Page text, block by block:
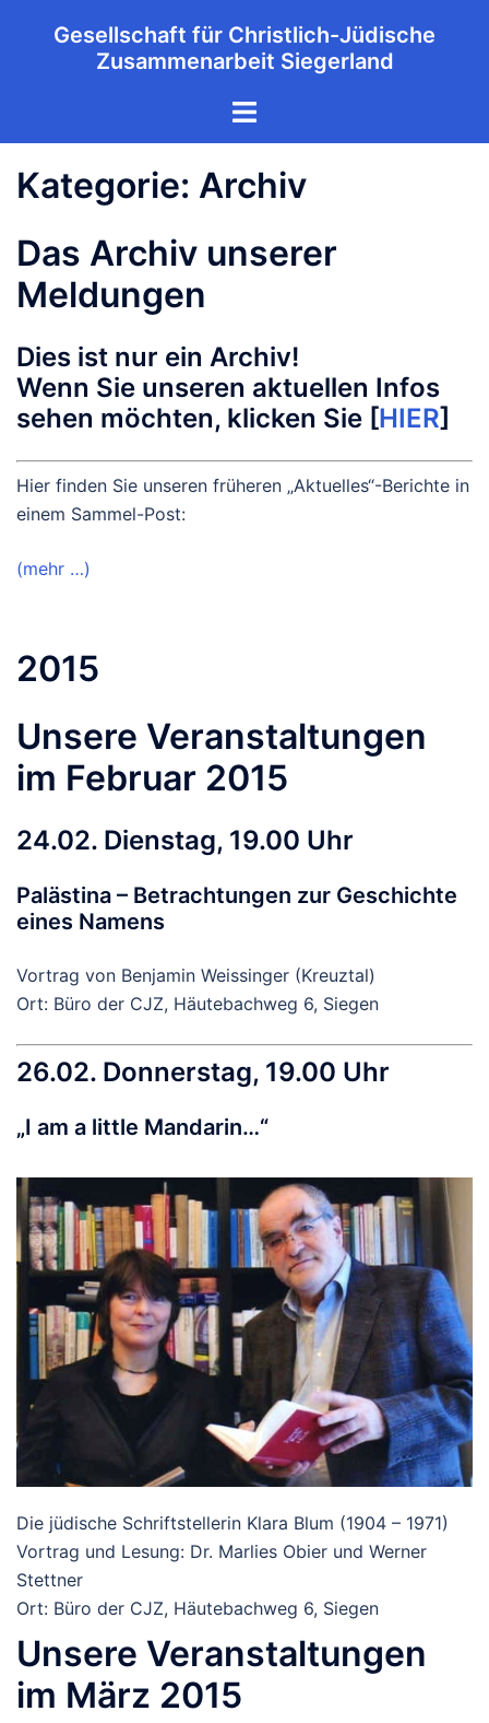
Gesellschaft für Christlich-Jüdische
Zusammenarbeit Siegerland
Menü
Kategorie: Archiv
Das Archiv unserer
Meldungen
Dies ist nur ein Archiv!
Wenn Sie unseren aktuellen Infos
sehen möchten, klicken Sie [HIER]
Hier finden Sie unseren früheren „Aktuelles“-Berichte in
einem Sammel-Post:
(mehr …)
2015
Unsere Veranstaltungen
im Februar 2015
24.02. Dienstag, 19.00 Uhr
Palästina – Betrachtungen zur Geschichte
eines Namens
Vortrag von Benjamin Weissinger (Kreuztal)
Ort: Büro der CJZ, Häutebachweg 6, Siegen
26.02. Donnerstag, 19.00 Uhr
„I am a little Mandarin…“
Die jüdische Schriftstellerin Klara Blum (1904 – 1971)
Vortrag und Lesung: Dr. Marlies Obier und Werner
Stettner
Ort: Büro der CJZ, Häutebachweg 6, Siegen
Unsere Veranstaltungen
im März 2015